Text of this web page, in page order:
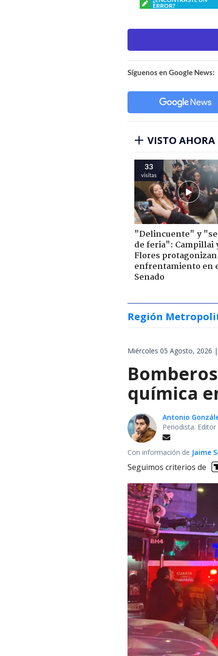
ERROR?
Síguenos en Google News:
VISTO AHORA
33
visitas
"Delincuente" y
de feria": Campillai
Flores
enfrentamiento en
Senado
Región
Miércoles 05 Agosto, 2026 |
química
Antonio
Periodista.
Con información de Jaime
Seguimos criterios de